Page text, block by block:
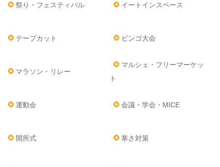
祭り・フェスティバル イートインスペース
テープカット ビンゴ大会
マラソン・リレー
マルシェ・フリーマーケッ
ト
運動会 会議・学会・MICE
開所式 寒さ対策